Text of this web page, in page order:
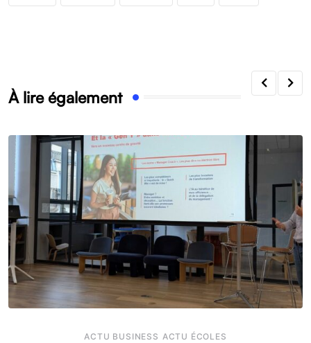
À lire également
ACTU BUSINESS ACTU ÉCOLES